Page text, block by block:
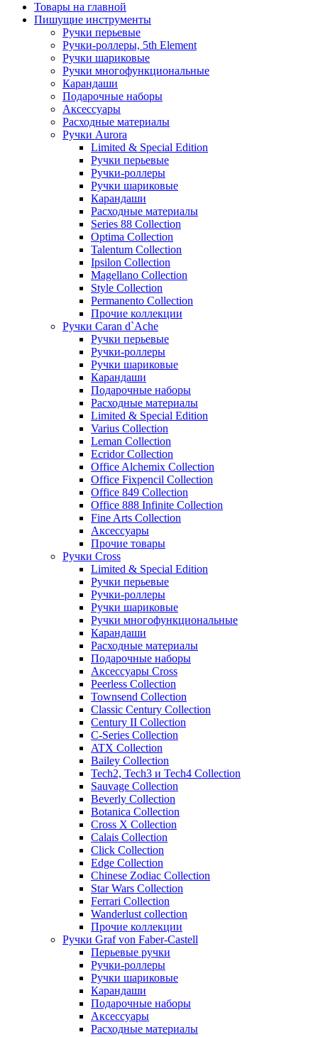
Товары на главной
Пишущие инструменты
Ручки перьевые
Ручки-роллеры, 5th Element
Ручки шариковые
Ручки многофункциональные
Карандаши
Подарочные наборы
Аксессуары
Расходные материалы
Ручки Aurora
Limited & Special Edition
Ручки перьевые
Ручки-роллеры
Ручки шариковые
Карандаши
Расходные материалы
Series 88 Collection
Optima Collection
Talentum Collection
Ipsilon Collection
Magellano Collection
Style Collection
Permanento Collection
Прочие коллекции
Ручки Caran d`Ache
Ручки перьевые
Ручки-роллеры
Ручки шариковые
Карандаши
Подарочные наборы
Расходные материалы
Limited & Special Edition
Varius Collection
Leman Collection
Ecridor Collection
Office Alchemix Collection
Office Fixpencil Collection
Office 849 Collection
Office 888 Infinite Collection
Fine Arts Collection
Аксессуары
Прочие товары
Ручки Cross
Limited & Special Edition
Ручки перьевые
Ручки-роллеры
Ручки шариковые
Ручки многофункциональные
Карандаши
Расходные материалы
Подарочные наборы
Аксессуары Cross
Peerless Collection
Townsend Collection
Classic Century Collection
Century II Collection
C-Series Collection
ATX Collection
Bailey Collection
Tech2, Tech3 и Tech4 Collection
Sauvage Collection
Beverly Collection
Botanica Collection
Cross X Collection
Calais Collection
Click Collection
Edge Collection
Chinese Zodiac Collection
Star Wars Collection
Ferrari Collection
Wanderlust collection
Прочие коллекции
Ручки Graf von Faber-Castell
Перьевые ручки
Ручки-роллеры
Ручки шариковые
Карандаши
Подарочные наборы
Аксессуары
Расходные материалы